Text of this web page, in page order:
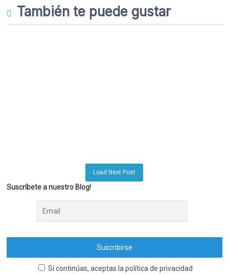
También te puede gustar
Load Next Post
Suscríbete a nuestro Blog!
Si continúas, aceptas la política de privacidad